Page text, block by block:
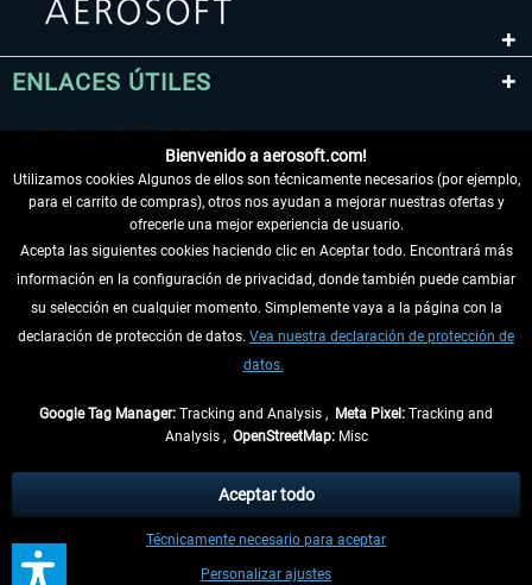
ENLACES ÚTILES
DESISTIR DEL CONTRATO
INFORMACIÓN
tasas de recepción si no se describe lo contrario
** De aplicación a envíos dentro de Alemania. Los plazos de envío para los
demás países se pueden consultar en lainformación de envío
Bienvenido a aerosoft.com!
Utilizamos cookies Algunos de ellos son técnicamente necesarios (por ejemplo,
para el carrito de compras), otros nos ayudan a mejorar nuestras ofertas y
ofrecerle una mejor experiencia de usuario.
Acepta las siguientes cookies haciendo clic en Aceptar todo. Encontrará más
información en la configuración de privacidad, donde también puede cambiar
su selección en cualquier momento. Simplemente vaya a la página con la
declaración de protección de datos. Vea nuestra declaración de protección de
datos.
Google Tag Manager: Tracking and Analysis , Meta Pixel: Tracking and
Analysis , OpenStreetMap:Misc
Personalizar ajustes
Técnicamente necesario para aceptar
Aceptar todo